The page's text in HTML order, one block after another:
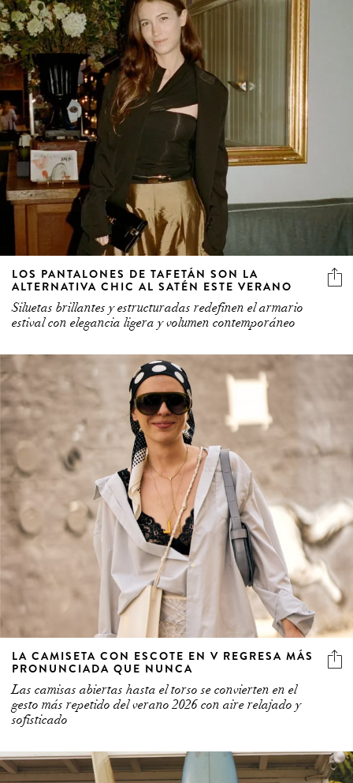
LOS PANTALONES DE TAFETÁN SON LA
ALTERNATIVA CHIC AL SATÉN ESTE VERANO
Siluetas brillantes y estructuradas redefinen el armario
estival con elegancia ligera y volumen contemporáneo
LA CAMISETA CON ESCOTE EN V REGRESA MÁS
PRONUNCIADA QUE NUNCA
Las camisas abiertas hasta el torso se convierten en el
gesto más repetido del verano 2026 con aire relajado y
sofisticado